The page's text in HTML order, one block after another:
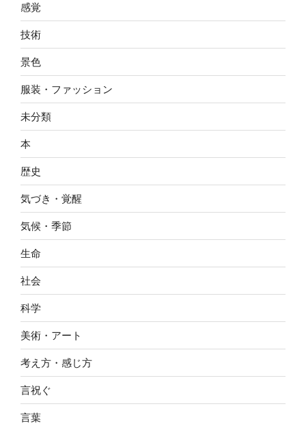
感覚
技術
景色
服装・ファッション
未分類
本
歴史
気づき・覚醒
気候・季節
生命
社会
科学
美術・アート
考え方・感じ方
言祝ぐ
言葉